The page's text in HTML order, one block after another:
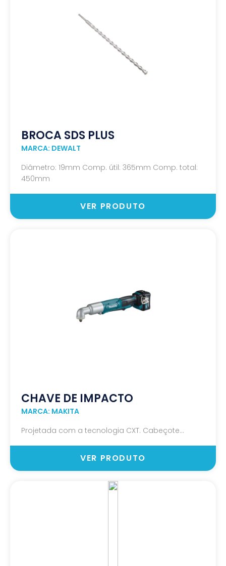
BROCA SDS PLUS
MARCA: DEWALT
Diâmetro: 19mm Comp. útil: 365mm Comp. total:
450mm
VER PRODUTO
CHAVE DE IMPACTO
MARCA: MAKITA
Projetada com a tecnologia CXT. Cabeçote...
VER PRODUTO